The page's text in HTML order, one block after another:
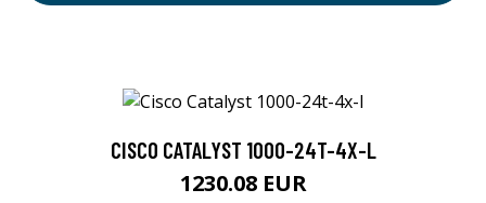
CISCO CATALYST 1000-24T-4X-L
1230.08 EUR